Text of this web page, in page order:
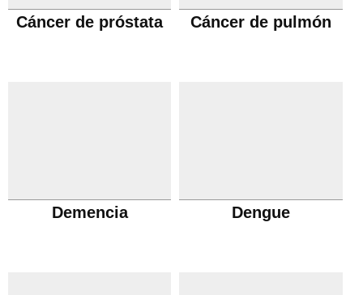
Cáncer de próstata Cáncer de pulmón
Demencia Dengue